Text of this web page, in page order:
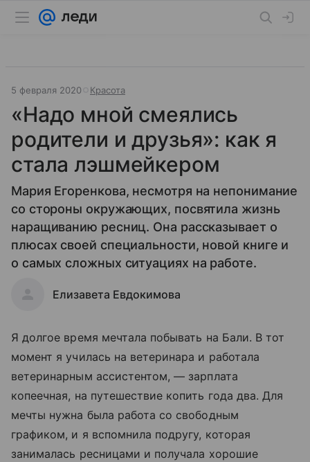
5 февраля 2020 Красота
«Надо мной смеялись
родители и друзья»: как я
стала лэшмейкером
Мария Егоренкова, несмотря на непонимание
со стороны окружающих, посвятила жизнь
наращиванию ресниц. Она рассказывает о
плюсах своей специальности, новой книге и
о самых сложных ситуациях на работе.
Елизавета Евдокимова
Я долгое время мечтала побывать на Бали. В тот
момент я училась на ветеринара и работала
ветеринарным ассистентом, — зарплата
копеечная, на путешествие копить года два. Для
мечты нужна была работа со свободным
графиком, и я вспомнила подругу, которая
занималась ресницами и получала хорошие